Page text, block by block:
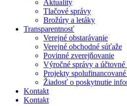
Aktuality
Tlačové správy
Brožúry a letáky
Transparentnosť
Verejné obstarávanie
Verejné obchodné súťaže
Povinné zverejňovanie
Výročné správy a
Projekty
Žiadosť o poskytnutie
Kontakt
Kontakt